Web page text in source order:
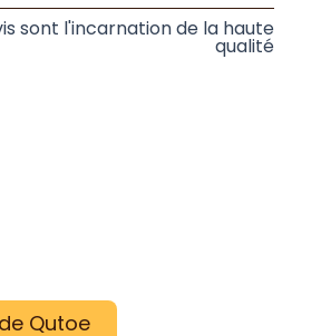
sont l'incarnation de la haute
qualité
Qutoe